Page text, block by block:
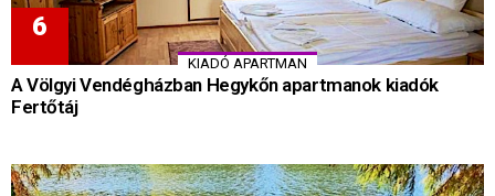
KIADÓ APARTMAN
A Völgyi Vendégházban Hegykőn apartmanok kiadók
Fertőtáj